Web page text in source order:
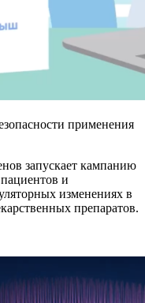
применения
запускает кампанию
и
изменениях в
препаратов.